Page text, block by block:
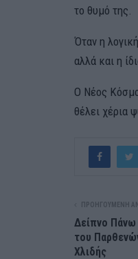
το θυμό της.
Όταν η
αλλά και η
Ο Νέος
θέλει χέρια
ΠΡΟΗΓΟΎΜΕΝΗ
Δείπνο Πάνω
του
Χλιδής